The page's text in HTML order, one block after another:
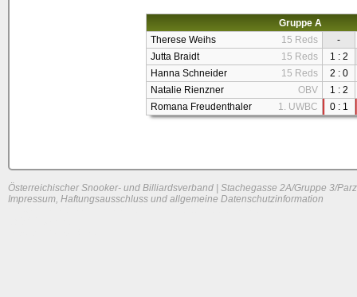
Gruppe A
Therese Weihs
15 Reds
-
Jutta Braidt
15 Reds
1 : 2
Hanna Schneider
15 Reds
2 : 0
Natalie Rienzner
OBV
1 : 2
Romana Freudenthaler
1. UWBC 0 : 1
Österreichischer Snooker- und Billiardsverband | Stachegasse 2A/Gruppe 3/
Impressum, Haftungsausschluss und allgemeine Datenschutzinformation